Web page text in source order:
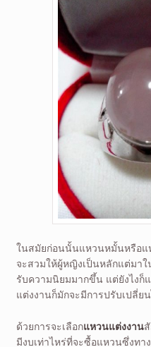
ในสมัยก่อนนั้นแหวนหมั้นหรือแ
จะสวมให้ผู้หญิงเป็นหลักแต่มา
รับความนิยมมากขึ้น แต่ยังไงก็
แต่งงานก็มักจะมีการปรับเปลี่ย
ด้วยการจะเลือกแหวนแต่งงาน
มีงบเท่าไหร่ที่จะซื้อแหวนซึ่งท